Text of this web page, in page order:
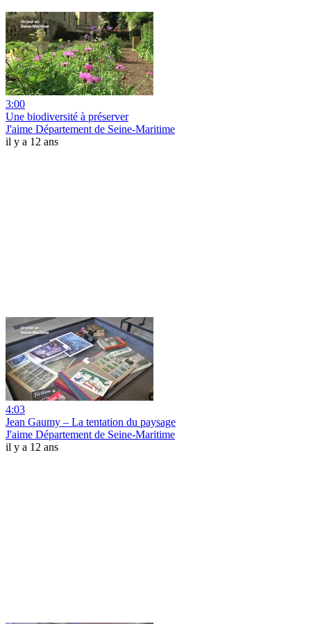
3:00
Une biodiversité à préserver
J'aime Département de Seine-Maritime
il y a 12 ans
4:03
Jean Gaumy – La tentation du paysage
J'aime Département de Seine-Maritime
il y a 12 ans